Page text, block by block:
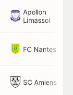
Apollon
Limassol
FC Nantes
SC Amiens